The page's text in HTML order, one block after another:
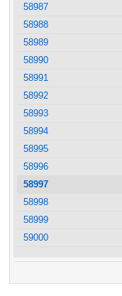
58987
58988
58989
58990
58991
58992
58993
58994
58995
58996
58997
58998
58999
59000